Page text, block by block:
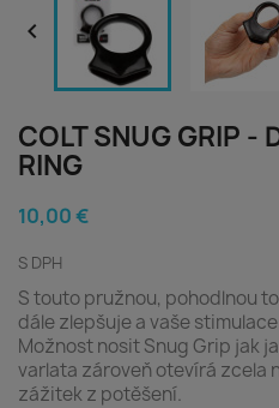

COLT SNUG GRIP -
RING
10,00 €
S DPH
S touto pružnou, pohodlnou
dále zlepšuje a vaše
Možnost nosit Snug Grip jak
varlata zároveň otevírá zcela
zážitek z potěšení.